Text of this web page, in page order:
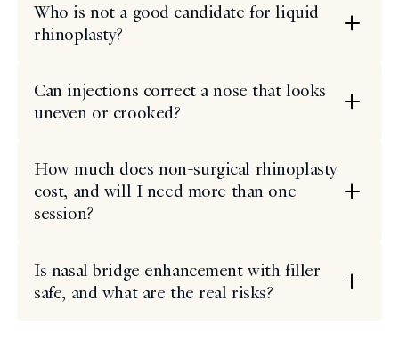
Who is not a good candidate for liquid
rhinoplasty?
Can injections correct a nose that looks
uneven or crooked?
How much does non-surgical rhinoplasty
cost, and will I need more than one
session?
Is nasal bridge enhancement with filler
safe, and what are the real risks?